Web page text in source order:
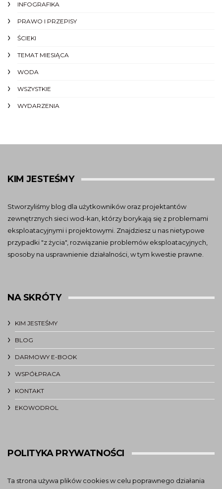
INFOGRAFIKA
PRAWO I PRZEPISY
ŚCIEKI
TEMAT MIESIĄCA
WODA
WSZYSTKIE
WYDARZENIA
KIM JESTEŚMY
Stworzyliśmy blog dla użytkowników oraz projektantów
zewnętrznych sieci wod-kan, którzy borykają się z problemami
eksploatacyjnymi i projektowymi. Znajdziesz u nas nietypowe
przypadki "z życia", rozwiązanie problemów eksploatacyjnych,
sposoby na usprawnienie działalności, w tym kwestie prawne.
NA SKRÓTY
KIM JESTEŚMY
BLOG
DARMOWY E-BOOK
WSPÓŁPRACA
KONTAKT
EKOWODROL
POLITYKA PRYWATNOŚCI
Ta strona używa plików cookies w celu poprawnego działania